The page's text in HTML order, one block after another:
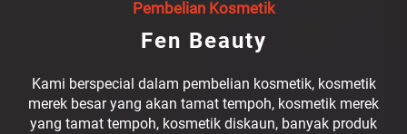
Pembelian Kosmetik
Fen Beauty
Kami berspecial dalam pembelian kosmetik, kosmetik
merek besar yang akan tamat tempoh, kosmetik merek
yang tamat tempoh, kosmetik diskaun, banyak produk